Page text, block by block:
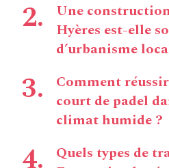
Une
Hyères est-elle
d’urbanisme
Comment
court de padel
climat humide ?
Quels types de